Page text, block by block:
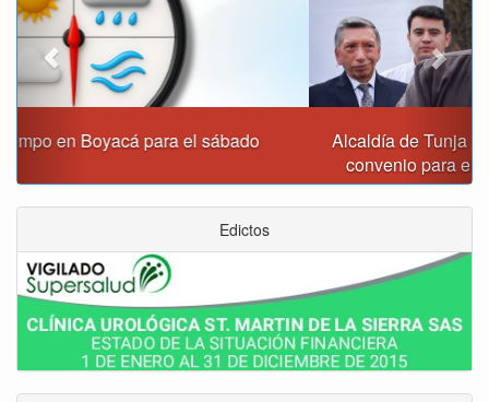
Alcaldía de Tunja y Gobernación de Boyacá firmaron
convenio para el mantenimiento de vía Moniquirá
Edictos